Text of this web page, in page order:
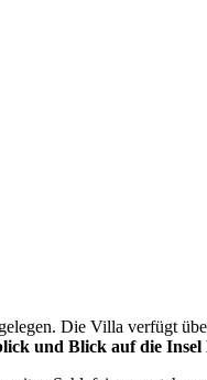
Die Villa verfügt
und Blick auf die Insel